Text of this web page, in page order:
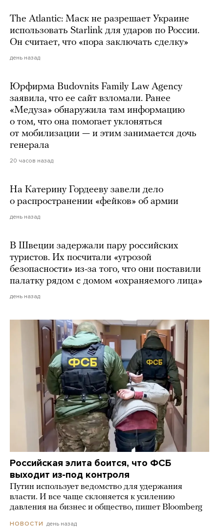
The Atlantic: Маск не разрешает Украине
использовать Starlink для ударов по России.
Он считает, что «пора заключать сделку»
день назад
Юрфирма Budovnits Family Law Agency
заявила, что ее сайт взломали. Ранее
«Медуза» обнаружила там информацию
о том, что она помогает уклоняться
от мобилизации — и этим занимается дочь
генерала
20 часов назад
На Катерину Гордееву завели дело
о распространении «фейков» об армии
день назад
В Швеции задержали пару российских
туристов. Их посчитали «угрозой
безопасности» из-за того, что они поставили
палатку рядом с домом «охраняемого лица»
день назад
Российская элита боится, что ФСБ
выходит из-под контроля
Путин использует ведомство для удержания
власти. И все чаще склоняется к усилению
давления на бизнес и общество, пишет Bloomberg
НОВОСТИ день назад